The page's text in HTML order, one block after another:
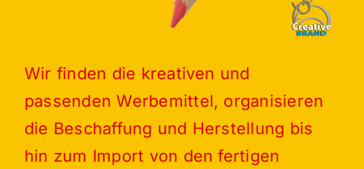
Wir finden die kreativen und
passenden Werbemittel, organisieren
die Beschaffung und Herstellung bis
hin zum Import von den fertigen